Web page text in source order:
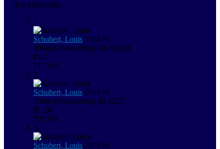
Top-Highlights
1
Schubert, Louis 2004 M
200m Schmetterling 50 2:03,29
Pl. 7
717 WA
2
Schubert, Louis 2004 M
100m Schmetterling 50 55,57
Pl. 24
705 WA
3
Schubert, Louis 2004 M